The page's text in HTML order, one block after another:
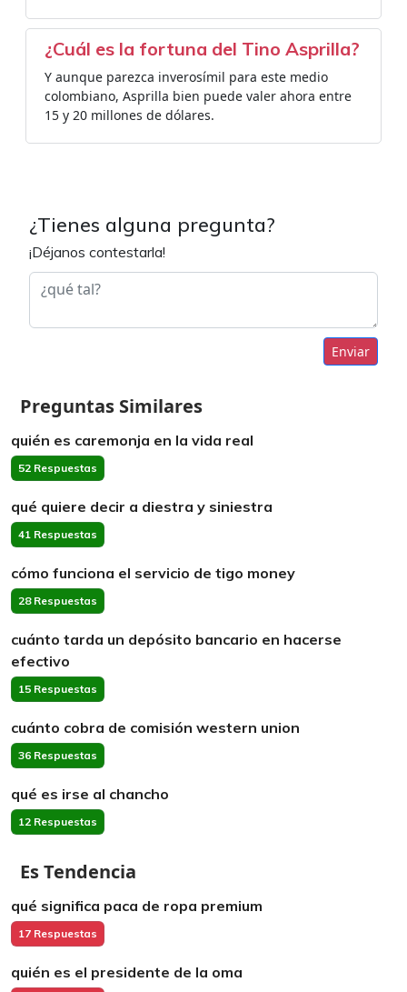
¿Cuál es la fortuna del Tino Asprilla?
Y aunque parezca inverosímil para este medio
colombiano, Asprilla bien puede valer ahora entre
15 y 20 millones de dólares.
¿Tienes alguna pregunta?
¡Déjanos contestarla!
Enviar
Preguntas Similares
quién es caremonja en la vida real
52 Respuestas
qué quiere decir a diestra y siniestra
41 Respuestas
cómo funciona el servicio de tigo money
28 Respuestas
cuánto tarda un depósito bancario en hacerse
efectivo
15 Respuestas
cuánto cobra de comisión western union
36 Respuestas
qué es irse al chancho
12 Respuestas
Es Tendencia
qué significa paca de ropa premium
17 Respuestas
quién es el presidente de la oma